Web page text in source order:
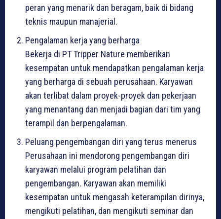
peran yang menarik dan beragam, baik di bidang
teknis maupun manajerial.
Pengalaman kerja yang berharga
Bekerja di PT Tripper Nature memberikan
kesempatan untuk mendapatkan pengalaman kerja
yang berharga di sebuah perusahaan. Karyawan
akan terlibat dalam proyek-proyek dan pekerjaan
yang menantang dan menjadi bagian dari tim yang
terampil dan berpengalaman.
Peluang pengembangan diri yang terus menerus
Perusahaan ini mendorong pengembangan diri
karyawan melalui program pelatihan dan
pengembangan. Karyawan akan memiliki
kesempatan untuk mengasah keterampilan dirinya,
mengikuti pelatihan, dan mengikuti seminar dan